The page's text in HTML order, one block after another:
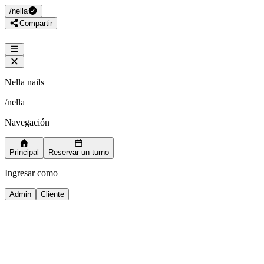
/nella
Compartir
Nella nails
/nella
Navegación
Principal Reservar un turno
Ingresar como
Admin Cliente